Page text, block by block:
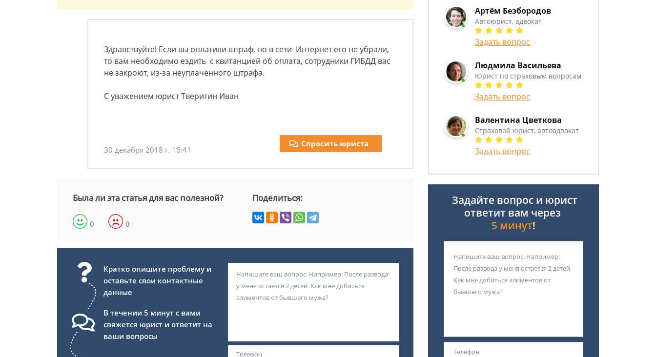
Здравствуйте! Если вы оплатили штраф, но в сети Интернет его не убрали,
то вам необходимо ездить с квитанцией об оплата, сотрудники ГИБДД вас
не закроют, из-за неуплаченного штрафа.
С уважением юрист Тверитин Иван
30 декабря 2018 г. 16:41
Спросить юриста
Была ли эта статья для вас полезной?
0 0
Поделиться:
Кратко опишите проблему и
оставьте свои контактные
данные
В течении 5 минут с вами
свяжется юрист и ответит на
ваши вопросы
Артём Безбородов
Автоюрист, адвокат
Задать вопрос
Людмила Васильева
Юрист по страховым вопросам
Задать вопрос
Валентина Цветкова
Страховой юрист, автоадвокат
Задать вопрос
Задайте вопрос и юрист
ответит вам через
5 минут!